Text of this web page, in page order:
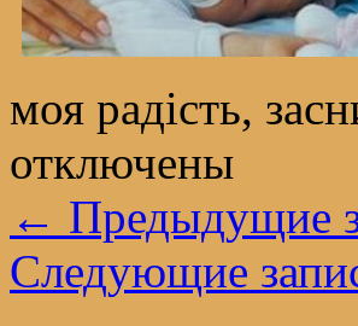
моя радість,
отключены
← Предыдущие
Следующие